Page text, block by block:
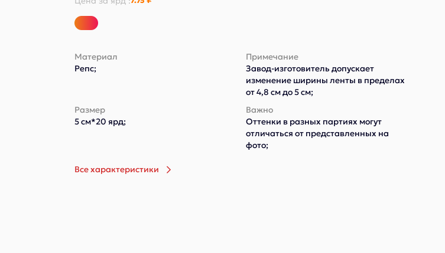
Материал
Репс;
Примечание
Завод-изготовитель допускает
изменение ширины ленты в пределах
от 4,8 см до 5 см;
Размер
5 см*20 ярд;
Важно
Оттенки в разных партиях могут
отличаться от представленных на
фото;
Все характеристики